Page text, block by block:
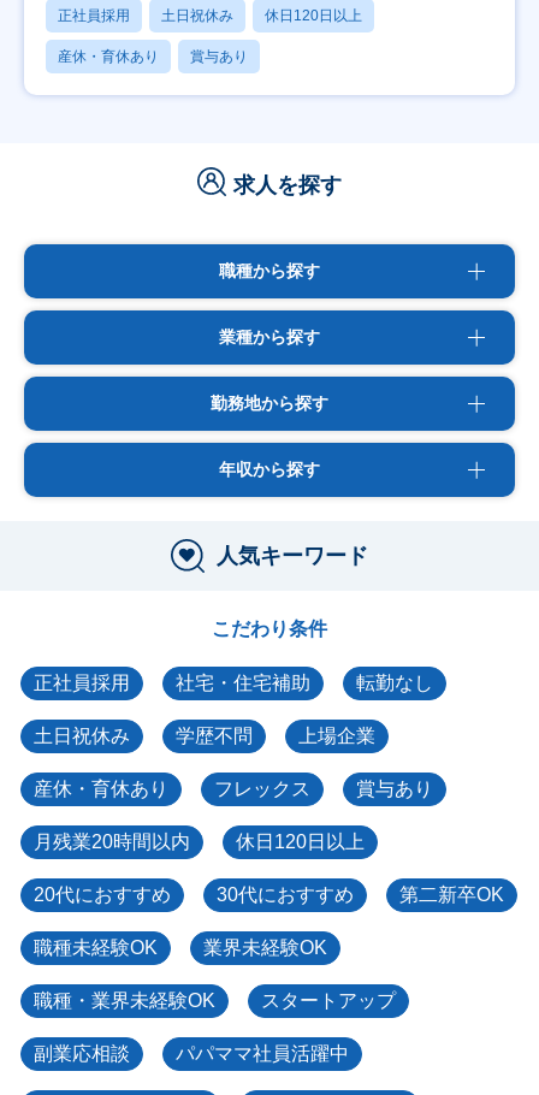
正社員採用 土日祝休み 休日120日以上
産休・育休あり 賞与あり
求人を探す
職種から探す
業種から探す
勤務地から探す
年収から探す
人気キーワード
こだわり条件
正社員採用 社宅・住宅補助 転勤なし
土日祝休み 学歴不問 上場企業
産休・育休あり フレックス 賞与あり
月残業20時間以内 休日120日以上
20代におすすめ 30代におすすめ 第二新卒OK
職種未経験OK 業界未経験OK
職種・業界未経験OK スタートアップ
副業応相談 パパママ社員活躍中